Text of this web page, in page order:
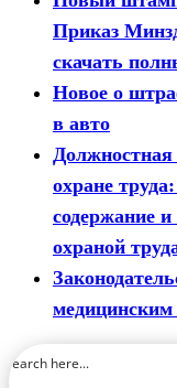
Приказ
скачать
Новое о
в авто
Должностная
охране
содержание и
охраной
медицинским